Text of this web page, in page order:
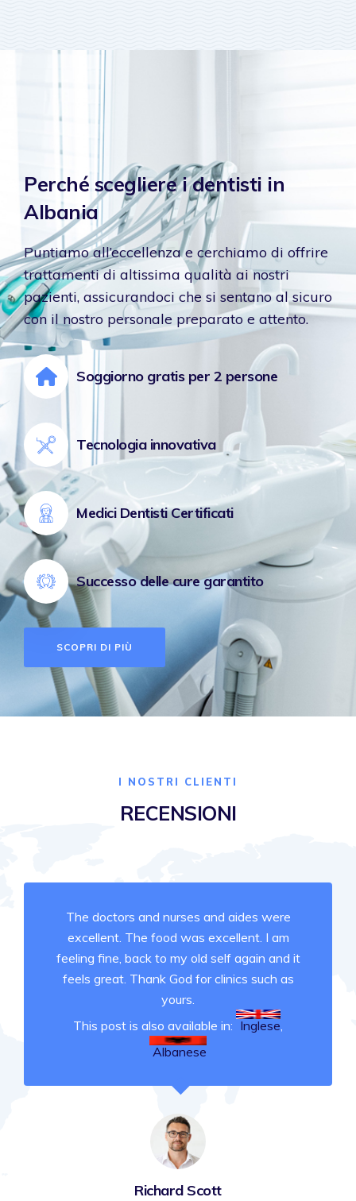
Perché scegliere i dentisti in
Albania
Puntiamo all’eccellenza e cerchiamo di offrire
trattamenti di altissima qualità ai nostri
pazienti, assicurandoci che si sentano al sicuro
con il nostro personale preparato e attento.
Soggiorno gratis per 2 persone
Tecnologia innovativa
Medici Dentisti Certificati
Successo delle cure garantito
SCOPRI DI PIÙ
I NOSTRI CLIENTI
RECENSIONI
The doctors and nurses and aides were
excellent. The food was excellent. I am
feeling fine, back to my old self again and it
feels great. Thank God for clinics such as
yours.
This post is also available in: Inglese
Albanese
Richard Scott